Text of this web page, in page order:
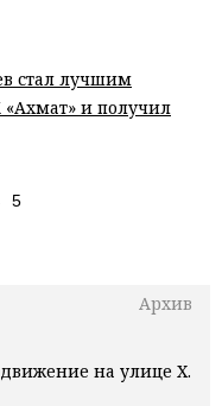
Архив
на улице Х.
стал лучшим
и получил
5